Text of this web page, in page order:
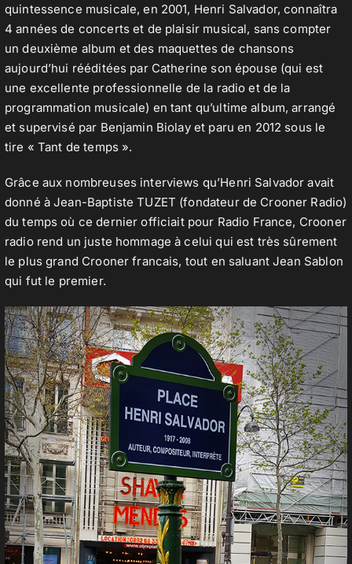
quintessence musicale, en 2001, Henri Salvador, connaîtra
4 années de concerts et de plaisir musical, sans compter
un deuxième album et des maquettes de chansons
aujourd’hui rééditées par Catherine son épouse (qui est
une excellente professionnelle de la radio et de la
programmation musicale) en tant qu’ultime album, arrangé
et supervisé par Benjamin Biolay et paru en 2012 sous le
tire « Tant de temps ».
Grâce aux nombreuses interviews qu’Henri Salvador avait
donné à Jean-Baptiste TUZET (fondateur de Crooner Radio)
du temps où ce dernier officiait pour Radio France, Crooner
radio rend un juste hommage à celui qui est très sûrement
le plus grand Crooner francais, tout en saluant Jean Sablon
qui fut le premier.